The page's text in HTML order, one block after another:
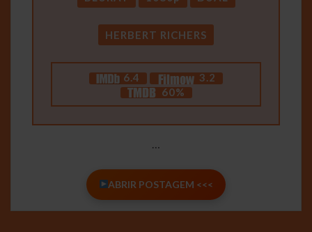
HERBERT RICHERS
6.4
3.2
60%
…
ABRIR POSTAGEM <<<